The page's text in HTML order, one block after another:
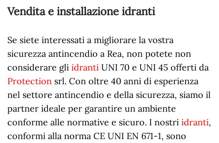
Vendita e installazione idranti
Se siete interessati a migliorare la vostra
sicurezza antincendio a Rea, non potete non
considerare gli idranti UNI 70 e UNI 45 offerti da
Protection srl. Con oltre 40 anni di esperienza
nel settore antincendio e della sicurezza, siamo il
partner ideale per garantire un ambiente
conforme alle normative e sicuro. I nostri idranti,
conformi alla norma CE UNI EN 671-1, sono